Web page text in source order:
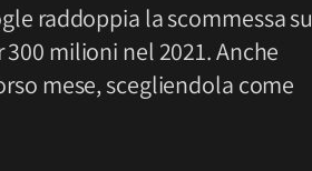
raddoppia la scommessa su
milioni nel 2021. Anche
mese, scegliendola come